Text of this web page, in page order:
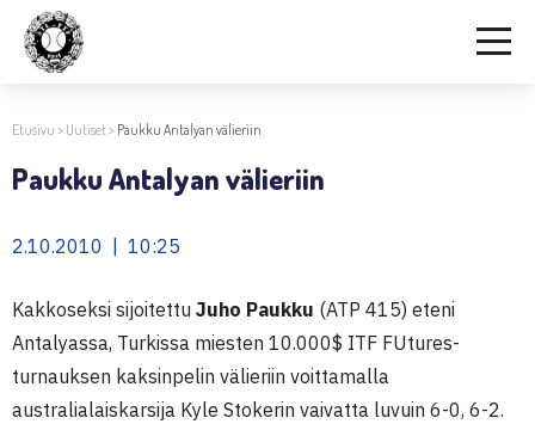
Etusivu > Uutiset> Paukku Antalyan välieriin
Paukku Antalyan välieriin
2.10.2010 | 10:25
Kakkoseksi sijoitettu Juho Paukku (ATP 415) eteni
Antalyassa, Turkissa miesten 10.000$ ITF FUtures-
turnauksen kaksinpelin välieriin voittamalla
australialaiskarsija Kyle Stokerin vaivatta luvuin 6-0, 6-2.